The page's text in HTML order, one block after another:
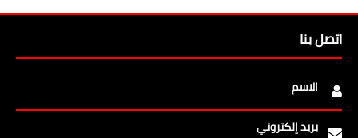
اتصل بنا
الاسم
بريد إلكتروني